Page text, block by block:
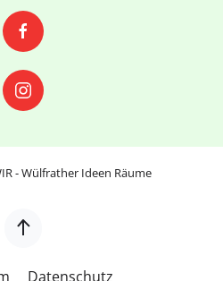
- Wülfrather Ideen Räume
Datenschutz